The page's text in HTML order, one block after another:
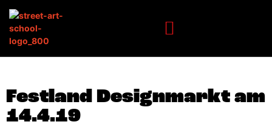
Festland Designmarkt am
14.4.19